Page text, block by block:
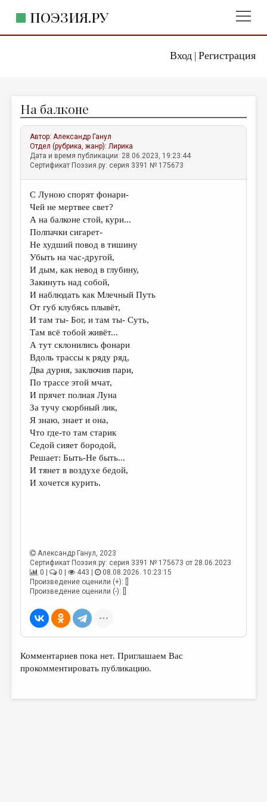
Вход| Регистрация
ПОЭЗИЯ.РУ
ЖАНРЫ
АВТОРЫ
КОММЕНТАРИИ
ЛИТСАЛОН
НОВОСТИ
ПРАВИЛА САЙТА
ОТДЕЛЫ И РУБРИКИ
ИЗБРАННОЕ
ДАЙДЖЕСТ
ПРОИЗВЕДЕНИЯ
ПЕРЕВОДЫ
КОНКУРСЫ
ДЕТСКАЯ КОМНАТА
КНИЖНАЯ ПОЛКА
ОБЗОР ЛИТЕРАТУРЫ
СТРАНИЦЫ ПАМЯТИ
ОБЪЯВЛЕНИЯ
КОЛОНКА РЕДАКТОРА
ЭССЕИСТИКА
ЛИТЕРАТУРОВЕДЕНИЕ
ПУБЛИЦИСТИКА
ЦИКЛЫ ПУБЛИКАЦИЙ
На балконе
Автор:Александр Ганул
Отдел (рубрика, жанр):Лирика
Дата и время публикации: 28.06.2023, 19:23:44
Сертификат Поэзия.ру: серия 3391 № 175673
С Луною спорят фонари-
Чей не мертвее свет?
А на балконе стой, кури...
Полпачки сигарет-
Не худший повод в тишину
Убыть на час-другой,
И дым, как невод в глубину,
Закинуть над собой,
И наблюдать как Млечный Путь
От губ клубясь плывёт,
И там ты- Бог, и там ты- Суть,
Там всё тобой живёт...
А тут склонились фонари
Вдоль трассы к ряду ряд,
Два дурня, заключив пари,
По трассе этой мчат,
И прячет полная Луна
За тучу скорбный лик,
Я знаю, знает и она,
Что где-то там старик
Седой сияет бородой,
Решает: Быть-Не быть...
И тянет в воздухе бедой,
И хочется курить.
Александр Ганул, 2023
Сертификат Поэзия.ру: серия 3391 № 175673 от 28.06.2023
0 |
0 | 443 |
08.08.2026. 10:23:15
Произведение оценили (+): []
Произведение оценили (-): []
Комментариев пока нет. Приглашаем Вас
прокомментировать публикацию.